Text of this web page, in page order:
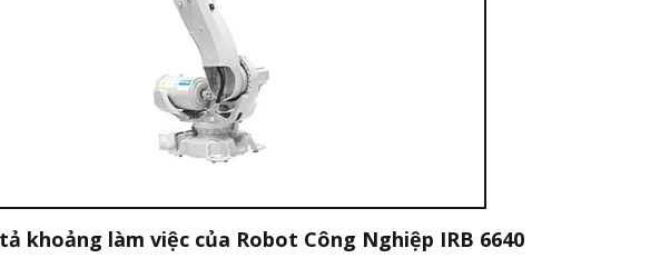
khoảng làm việc của Robot Công Nghiệp IRB 6640